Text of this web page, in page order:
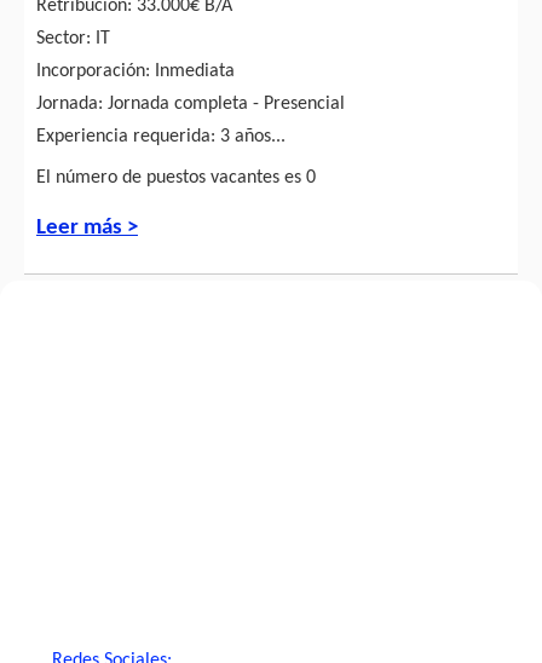
Retribución: 33.000€ B/A
Sector: IT
Incorporación: Inmediata
Jornada: Jornada completa - Presencial
Experiencia requerida: 3 años...
El número de puestos vacantes es 0
Leer más >